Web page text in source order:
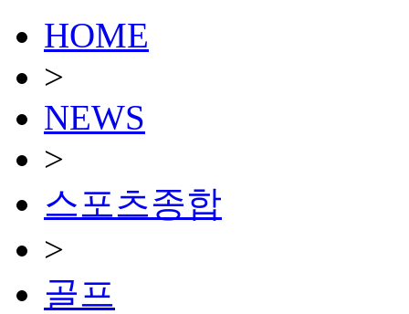
HOME
>
NEWS
>
스포츠종합
>
골프